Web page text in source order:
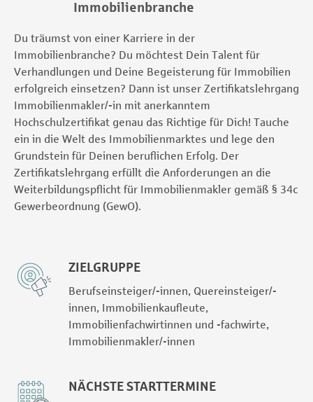
Immobilienbranche
Du träumst von einer Karriere in der
Immobilienbranche? Du möchtest Dein Talent für
Verhandlungen und Deine Begeisterung für Immobilien
erfolgreich einsetzen? Dann ist unser Zertifikatslehrgang
Immobilienmakler/-in mit anerkanntem
Hochschulzertifikat genau das Richtige für Dich! Tauche
ein in die Welt des Immobilienmarktes und lege den
Grundstein für Deinen beruflichen Erfolg. Der
Zertifikatslehrgang erfüllt die Anforderungen an die
Weiterbildungspflicht für Immobilienmakler gemäß § 34c
Gewerbeordnung (GewO).
ZIELGRUPPE
Berufseinsteiger/-innen, Quereinsteiger/-
innen, Immobilienkaufleute,
Immobilienfachwirtinnen und -fachwirte,
Immobilienmakler/-innen
NÄCHSTE STARTTERMINE